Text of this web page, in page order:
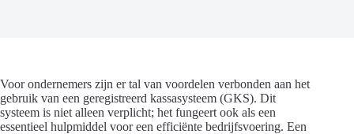
Voor ondernemers zijn er tal van voordelen verbonden aan het
gebruik van een geregistreerd kassasysteem (GKS). Dit
systeem is niet alleen verplicht; het fungeert ook als een
essentieel hulpmiddel voor een efficiënte bedrijfsvoering. Een